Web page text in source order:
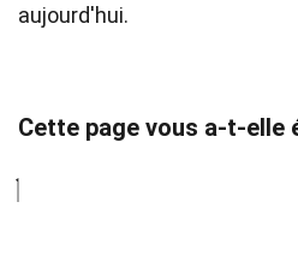
aujourd'hui.
Cette page vous a-t-elle